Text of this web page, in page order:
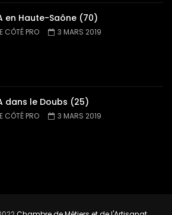
en Haute-Saône (70)
CÔTÉ PRO 3 MARS 2019
dans le Doubs (25)
CÔTÉ PRO 3 MARS 2019